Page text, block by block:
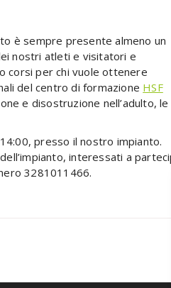
è sempre presente almeno un
nostri atleti e visitatori e
corsi per chi vuole ottenere
del centro di formazione HSF
e disostruzione nell’adulto, le
presso il nostro impianto.
interessati a
3281011466.